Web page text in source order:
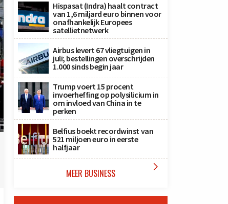
Hispasat (Indra) haalt contract
van 1,6 miljard euro binnen voor
onafhankelijk Europees
satellietnetwerk
Airbus levert 67 vliegtuigen in
juli; bestellingen overschrijden
1.000 sinds begin jaar
Trump voert 15 procent
invoerheffing op polysilicium in
om invloed van China in te
perken
Belfius boekt recordwinst van
521 miljoen euro in eerste
halfjaar
MEER BUSINESS 